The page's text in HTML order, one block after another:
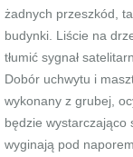
żadnych przeszkód,
budynki. Liście na
tłumić sygnał
Dobór uchwytu i
wykonany z grubej,
będzie wystarczająco
wyginają pod